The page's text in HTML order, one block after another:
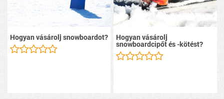
Hogyan vásárolj snowboardot? Hogyan vásárolj
snowboardcipőt és -kötést?